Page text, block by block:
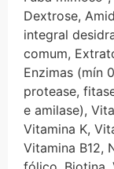
Dextrose,
integral
comum,
Enzimas (mín
protease,
e amilase),
Vitamina K,
Vitamina B12,